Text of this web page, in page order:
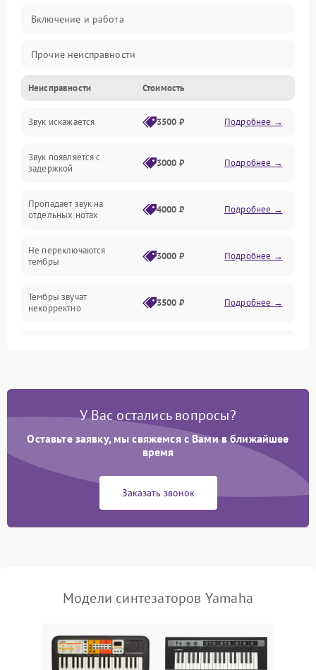
Включение и работа
Прочие неисправности
Управление и электроника
Клавиатура
Подключения и интерфейсы
Оптика
Электроника
Неисправности Стоимость
Звук искажается 3500 ₽ Подробнее →
Звук появляется с
задержкой
3000 ₽ Подробнее →
Пропадает звук на
отдельных нотах
4000 ₽ Подробнее →
Не переключаются
тембры
3000 ₽ Подробнее →
Тембры звучат
некорректно
3500 ₽ Подробнее →
У Вас остались вопросы?
Оставьте заявку, мы свяжемся с Вами в ближайшее
время
Заказать звонок
Модели синтезаторов Yamaha